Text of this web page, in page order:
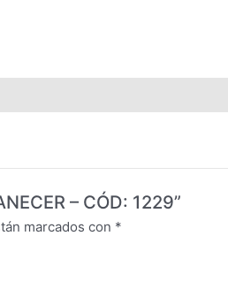
– CÓD: 1229”
marcados con *